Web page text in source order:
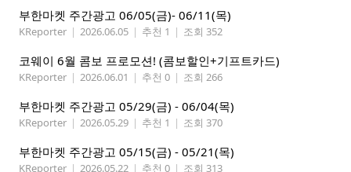
부한마켓 주간광고 06/05(금)- 06/11(목)
KReporter | 2026.06.05 | 추천 1 | 조회 352
코웨이 6월 콤보 프로모션! (콤보할인+기프트카드)
KReporter | 2026.06.01 | 추천 0 | 조회 266
부한마켓 주간광고 05/29(금) - 06/04(목)
KReporter | 2026.05.29 | 추천 1 | 조회 370
부한마켓 주간광고 05/15(금) - 05/21(목)
KReporter | 2026.05.22 | 추천 0 | 조회 313